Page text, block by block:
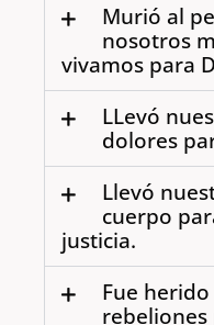
Murió al
nosotros
vivamos para
LLevó
dolores
Llevó
cuerpo
justicia.
Fue